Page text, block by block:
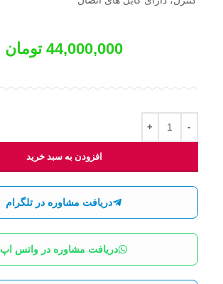
44,000,000 تومان
افزودن به سبد خرید
دریافت مشاوره در تلگرام
دریافت مشاوره در واتس اپ